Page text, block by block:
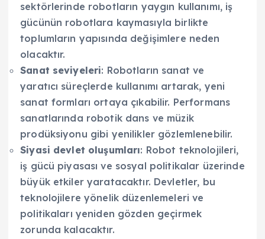
sektörlerinde robotların yaygın kullanımı, iş
gücünün robotlara kaymasıyla birlikte
toplumların yapısında değişimlere neden
olacaktır.
Sanat seviyeleri: Robotların sanat ve
yaratıcı süreçlerde kullanımı artarak, yeni
sanat formları ortaya çıkabilir. Performans
sanatlarında robotik dans ve müzik
prodüksiyonu gibi yenilikler gözlemlenebilir.
Siyasi devlet oluşumları: Robot teknolojileri,
iş gücü piyasası ve sosyal politikalar üzerinde
büyük etkiler yaratacaktır. Devletler, bu
teknolojilere yönelik düzenlemeleri ve
politikaları yeniden gözden geçirmek
zorunda kalacaktır.